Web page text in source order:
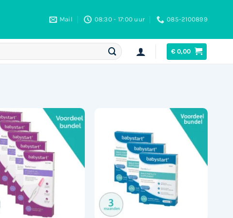
Mail 08:30 - 17:00 uur 085-2100899
€0,00